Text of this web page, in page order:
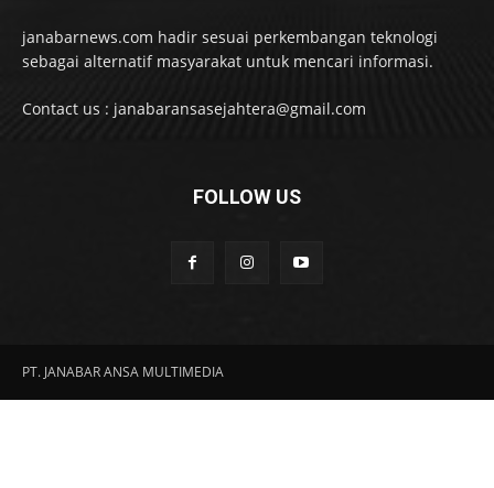
janabarnews.com hadir sesuai perkembangan teknologi
sebagai alternatif masyarakat untuk mencari informasi.
Contact us : janabaransasejahtera@gmail.com
FOLLOW US
PT. JANABAR ANSA MULTIMEDIA